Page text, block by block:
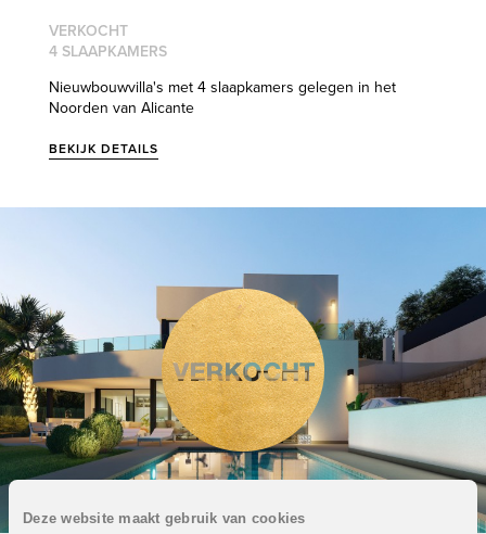
Deze website maakt gebruik van cookies
VERKOCHT
4 SLAAPKAMERS
Nieuwbouwvilla's met 4 slaapkamers gelegen in het
Noorden van Alicante
BEKIJK DETAILS